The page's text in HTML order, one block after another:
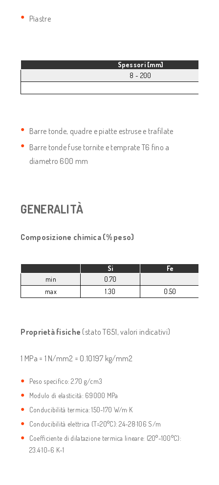
Piastre
Spessori [mm]
8 - 200
Barre tonde, quadre e piatte estruse e trafilate
Barre tonde fuse tornite e temprate T6 fino a
diametro 600 mm
GENERALITÀ
Composizione chimica (% peso)
Si
Fe
min
0.70
max
1.30 0.50
Proprietà fisiche (stato T651, valori indicativi)
1 MPa = 1 N/mm2 = 0.10197 kg/mm2
Peso specifico: 2.70 g/cm3
Modulo di elasticità: 69000 MPa
Conducibilità termica: 150-170 W/m·K
Conducibilità elettrica (T=20°C): 24-28·106 S/m
Coefficiente di dilatazione termica lineare: (20°-100°C):
23.4·10-6 K-1